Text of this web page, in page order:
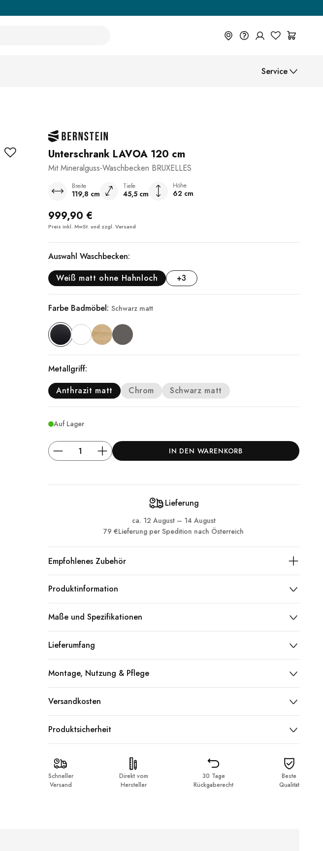
Du wünschst eine Beratung? Wir
Service
Unterschrank LAVOA 120 cm
Mit Mineralguss-Waschbecken BRUXELLES
Breite
119,8 cm
Tiefe
45,5 cm
Höhe
62 cm
999,90 €
Preis inkl. MwSt. und zzgl. Versand
Auswahl Waschbecken:
Weiß matt ohne Hahnloch
+3
Farbe Badmöbel: Schwarz matt
Metallgriff:
Anthrazit matt
Chrom Schwarz matt
Auf Lager
IN DEN WARENKORB
Lieferung
ca. 12 August – 14 August
79 €Lieferung per Spedition nach Österreich
Empfohlenes Zubehör
Produktinformation
Maße und Spezifikationen
Lieferumfang
Montage, Nutzung & Pflege
Versandkosten
Produktsicherheit
Schneller
Versand
Direkt vom
Hersteller
30 Tage
Rückgaberecht
Beste
Qualität